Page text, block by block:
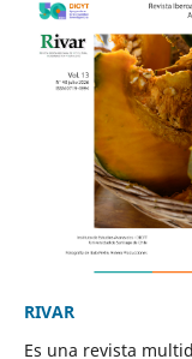
RIVAR
Es una revista